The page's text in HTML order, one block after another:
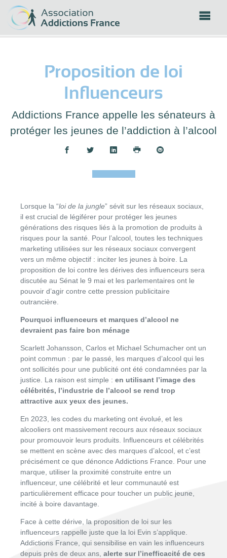
Proposition de loi
Influenceurs
Addictions France appelle les sénateurs à
protéger les jeunes de l’addiction à l’alcool
Partager :
Lorsque la “loi de la jungle” sévit sur les réseaux sociaux,
il est crucial de légiférer pour protéger les jeunes
générations des risques liés à la promotion de produits à
risques pour la santé. Pour l’alcool, toutes les techniques
marketing utilisées sur les réseaux sociaux convergent
vers un même objectif : inciter les jeunes à boire. La
proposition de loi contre les dérives des influenceurs sera
discutée au Sénat le 9 mai et les parlementaires ont le
pouvoir d’agir contre cette pression publicitaire
outrancière.
Pourquoi influenceurs et marques d’alcool ne
devraient pas faire bon ménage
Scarlett Johansson, Carlos et Michael Schumacher ont un
point commun : par le passé, les marques d’alcool qui les
ont sollicités pour une publicité ont été condamnées par la
justice. La raison est simple : en utilisant l’image des
célébrités, l’industrie de l’alcool se rend trop
attractive aux yeux des jeunes.
En 2023, les codes du marketing ont évolué, et les
alcooliers ont massivement recours aux réseaux sociaux
pour promouvoir leurs produits. Influenceurs et célébrités
se mettent en scène avec des marques d’alcool, et c’est
précisément ce que dénonce Addictions France. Pour une
marque, utiliser la proximité construite entre un
influenceur, une célébrité et leur communauté est
particulièrement efficace pour toucher un public jeune,
incité à boire davantage.
Face à cette dérive, la proposition de loi sur les
influenceurs rappelle juste que la loi Evin s’applique.
Addictions France, qui sensibilise en vain les influenceurs
depuis près de deux ans, alerte sur l’inefficacité de ces
Panneau de gestion des cookies